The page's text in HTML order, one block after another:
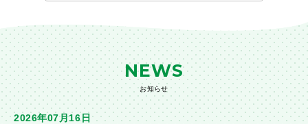
NEWS
お知らせ
2026年07月16日